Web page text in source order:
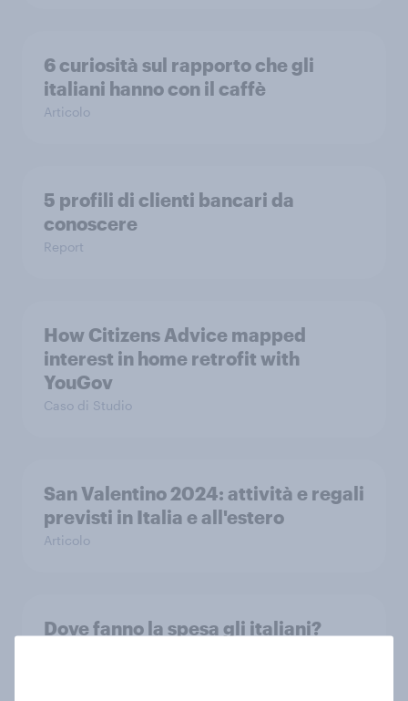
6 curiosità sul rapporto che gli
italiani hanno con il caffè
Articolo
5 profili di clienti bancari da
conoscere
Report
How Citizens Advice mapped
interest in home retrofit with
YouGov
Caso di Studio
San Valentino 2024: attività e regali
previsti in Italia e all'estero
Articolo
Dove fanno la spesa gli italiani?​